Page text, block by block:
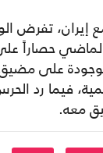
إيران، تفرض
الماضي حصاراً
على
فيما رد
معه.